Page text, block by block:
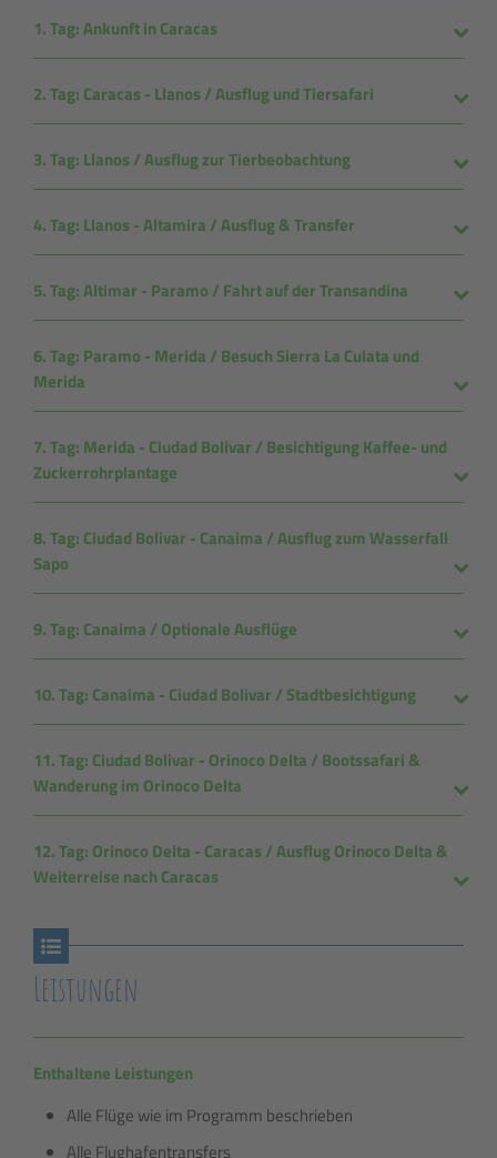
1. Tag: Ankunft in Caracas
2. Tag: Caracas - Llanos / Ausflug und Tiersafari
3. Tag: Llanos / Ausflug zur Tierbeobachtung
4. Tag: Llanos - Altamira / Ausflug & Transfer
5. Tag: Altimar - Paramo / Fahrt auf der Transandina
6. Tag: Paramo - Merida / Besuch Sierra La Culata und
Merida
7. Tag: Merida - Ciudad Bolivar / Besichtigung Kaffee- und
Zuckerrohrplantage
8. Tag: Ciudad Bolivar - Canaima / Ausflug zum Wasserfall
Sapo
9. Tag: Canaima / Optionale Ausflüge
10. Tag: Canaima - Ciudad Bolivar / Stadtbesichtigung
11. Tag: Ciudad Bolivar - Orinoco Delta / Bootssafari &
Wanderung im Orinoco Delta
12. Tag: Orinoco Delta - Caracas / Ausflug Orinoco Delta &
Weiterreise nach Caracas
Leistungen
Enthaltene Leistungen
Alle Flüge wie im Programm beschrieben
Alle Flughafentransfers